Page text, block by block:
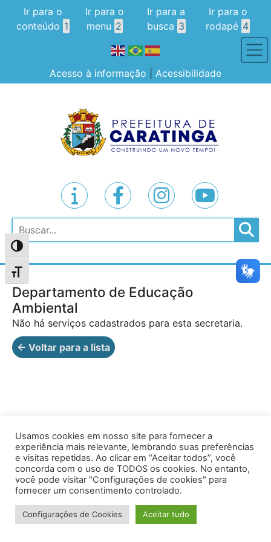
Alternar alto contraste
Alternar tamanho da fonte
Ir para o
conteúdo 1
Ir para o
menu 2
Ir para a
busca 3
Ir para o
rodapé 4
Acesso à informação Acessibilidade
Pesquisar
Departamento de Educação
Ambiental
Não há serviços cadastrados para esta secretaria.
← Voltar para a lista
Av. Prof. Armando Alves da Silva, nº 1950 - Zacarias,
Caratinga - MG - 35302-403 / Tel: (33) 3329 8000
Desenvolvido por VersaTec
Usamos cookies em nosso site para fornecer a
experiência mais relevante, lembrando suas preferências
e visitas repetidas. Ao clicar em “Aceitar todos”, você
concorda com o uso de TODOS os cookies. No entanto,
você pode visitar "Configurações de cookies" para
fornecer um consentimento controlado.
Configurações de Cookies Aceitar tudo